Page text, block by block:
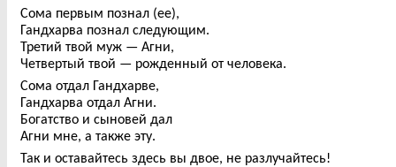
Сома первым познал (ее),
Гандхарва познал следующим.
Третий твой муж — Агни,
Четвертый твой — рожденный от человека.
Сома отдал Гандхарве,
Гандхарва отдал Агни.
Богатство и сыновей дал
Агни мне, а также эту.
Так и оставайтесь здесь вы двое, не разлучайтесь!